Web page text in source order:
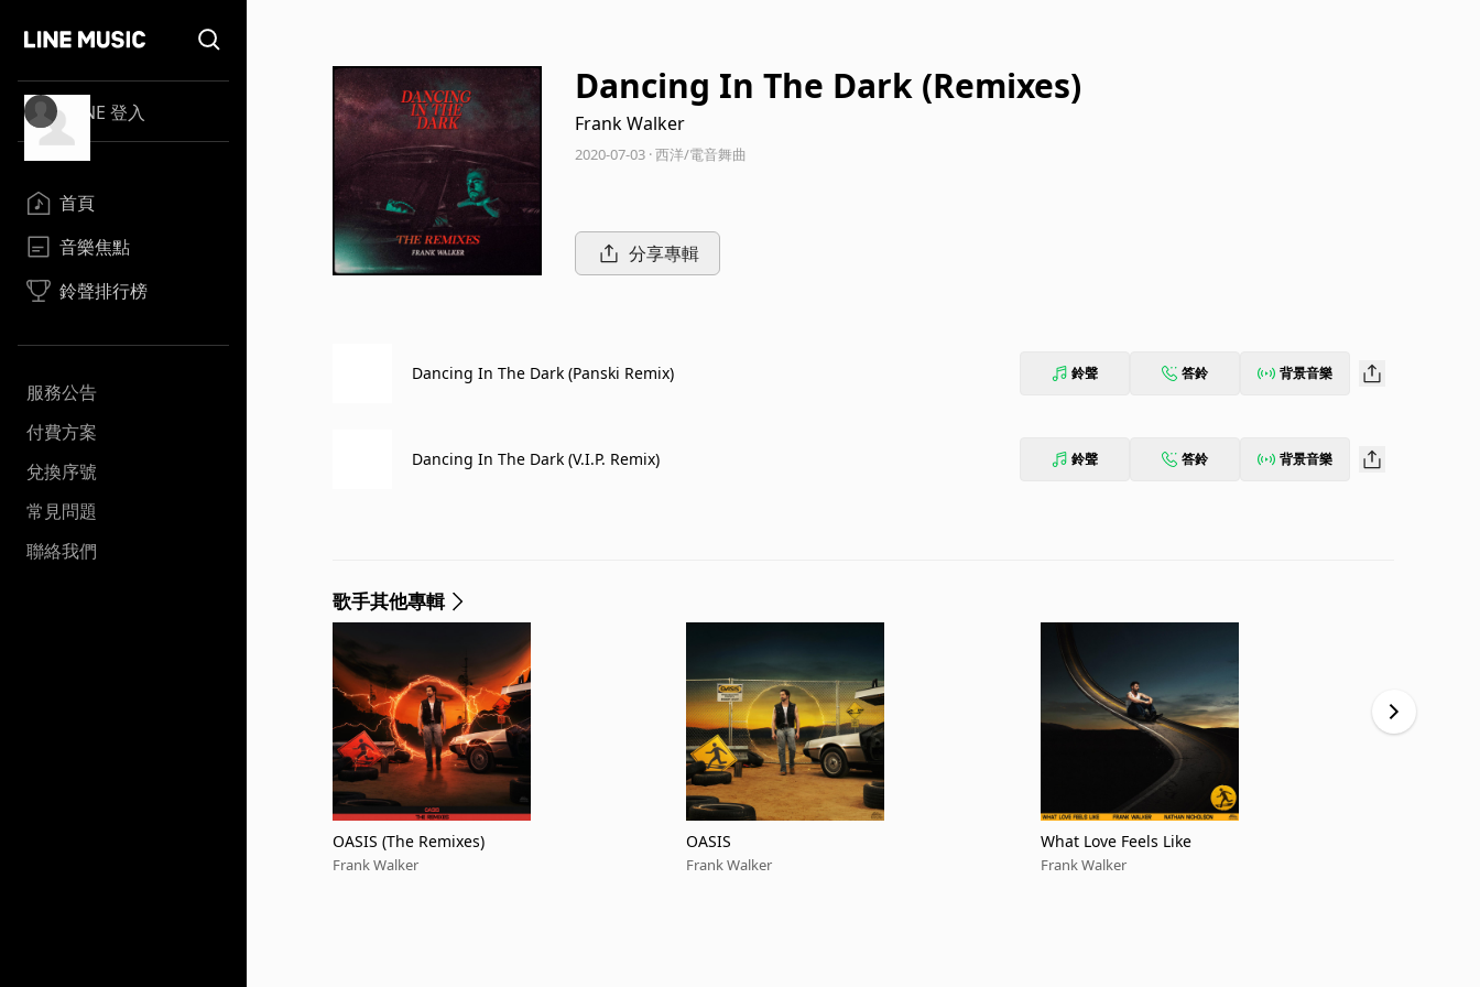
LINE 登入
首頁
音樂焦點
鈴聲排行榜
服務公告
付費方案
兌換序號
常見問題
聯絡我們
Dancing In The Dark (Remixes)
Frank Walker
2020-07-03 · 西洋/電音舞曲
分享專輯
Dancing In The Dark (Panski Remix) 鈴聲 答鈴 背景音樂
Dancing In The Dark (V.I.P. Remix) 鈴聲 答鈴 背景音樂
歌手其他專輯
OASIS (The Remixes)
Frank Walker
OASIS
Frank Walker
What Love Feels Like
Frank Walker